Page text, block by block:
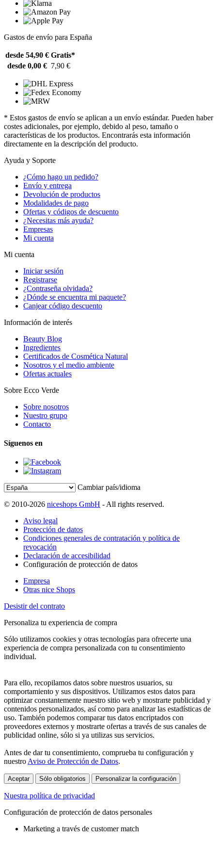
Gastos de envío para España
desde 54,90 € Gratis*
desde 0,00 € 7,90 €
* Estos gastos de envío se aplican a un envío estándar. Pueden haber
costes adicionales, por ejemplo, debido al peso, tamaño o
características de los productos. Encontrarás esta información
directamente en la descripción del producto.
Ayuda y Soporte
¿Cómo hago un pedido?
Envío y entrega
Devolución de productos
Modalidades de pago
Ofertas y códigos de descuento
¿Necesitas más ayuda?
Empresas
Mi cuenta
Mi cuenta
Iniciar sesión
Registrarse
¿Contraseña olvidada?
¿Dónde se encuentra mi paquete?
Canjear código descuento
Información de interés
Beauty Blog
Ingredientes
Certificados de Cosmética Natural
Nosotros y el medio ambiente
Ofertas actuales
Sobre Ecco Verde
Sobre nosotros
Nuestro grupo
Contacto
Síguenos en
Cambiar país/idioma
© 2010-2026 niceshops GmbH - All rights reserved.
Aviso legal
Protección de datos
Condiciones generales de contratación y política de
revocación
Declaración de accesibilidad
Configuración de protección de datos
Empresa
Otras nice Shops
Desistir del contrato
Personaliza tu experiencia de compra
Sólo utilizamos cookies y otras tecnologías para ofrecerte una
experiencia de compra personalizada con tu consentimiento
individual.
Para ello, recopilamos datos sobre nuestros usuarios, su
comportamiento y sus dispositivos. Utilizamos estos datos para
optimizar constantemente nuestro sitio web y mostrarte publicidad y
contenidos personalizados, así como para analizar las estadísticas de
uso. También podemos comparar tus datos encriptados con
proveedores externos y mostrarte ofertas a través de sus canales de
publicidad online, sólo si ya utilizas sus servicios.
Antes de dar tu consentimiento, comprueba tu configuración y
nuestro Aviso de Protección de Datos.
Aceptar Sólo obligatorios Personalizar la configuración
Nuestra política de privacidad
Configuración de protección de datos personales
Marketing a través de customer match